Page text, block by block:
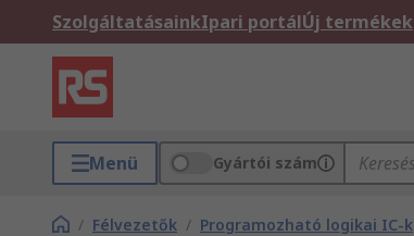
SzolgáltatásainkIpari portálÚj termékek
Menü Gyártói szám
/ Félvezetők / Programozható logikai IC-k